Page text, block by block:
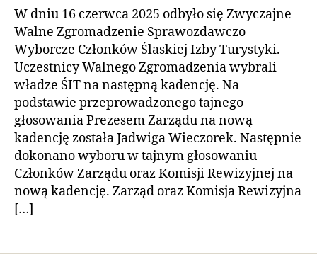
ŚIT
W dniu 16 czerwca 2025 odbyło się Zwyczajne
Walne Zgromadzenie Sprawozdawczo-
Wyborcze Członków Ślaskiej Izby Turystyki.
Uczestnicy Walnego Zgromadzenia wybrali
władze ŚIT na następną kadencję. Na
podstawie przeprowadzonego tajnego
głosowania Prezesem Zarządu na nową
kadencję została Jadwiga Wieczorek. Następnie
dokonano wyboru w tajnym głosowaniu
Członków Zarządu oraz Komisji Rewizyjnej na
nową kadencję. Zarząd oraz Komisja Rewizyjna
[…]